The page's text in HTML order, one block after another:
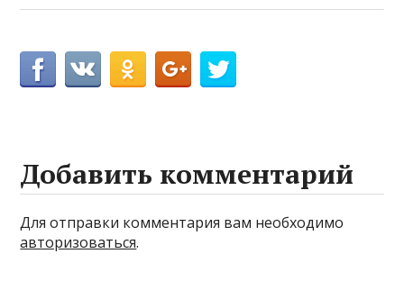
Добавить комментарий
Для отправки комментария вам необходимо
авторизоваться.